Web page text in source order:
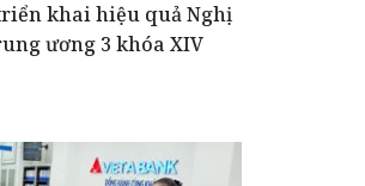
khai hiệu quả Nghị
ương 3 khóa XIV